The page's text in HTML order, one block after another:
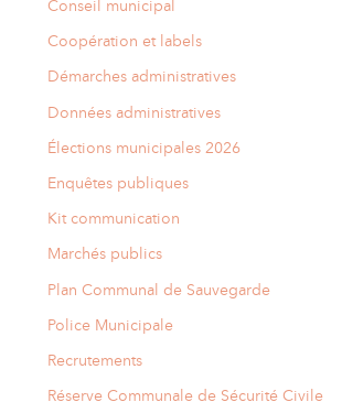
Conseil municipal
Coopération et labels
Démarches administratives
Données administratives
Élections municipales 2026
Enquêtes publiques
Kit communication
Marchés publics
Plan Communal de Sauvegarde
Police Municipale
Recrutements
Réserve Communale de Sécurité Civile